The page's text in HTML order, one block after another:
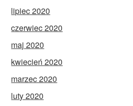
lipiec 2020
czerwiec 2020
maj 2020
kwiecień 2020
marzec 2020
luty 2020